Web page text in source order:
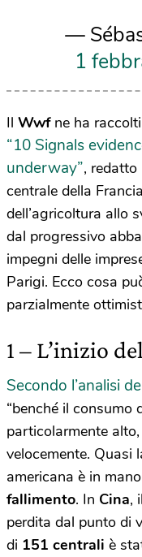
—
1
Il Wwfne ha
“10 Signals
underway”, redatto
centrale della
dell’agricoltura allo
dal progressivo
impegni delle
Parigi. Ecco cosa
parzialmente
1 – L’inizio
Secondo l’analisi
“benché il consumo
particolarmente
velocemente. Quasi
americana è in
fallimento. In Cina,
perdita dal punto di
di 151 centrali è